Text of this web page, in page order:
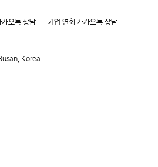
오톡 상담 기업 연회 카카오톡 상담
Korea